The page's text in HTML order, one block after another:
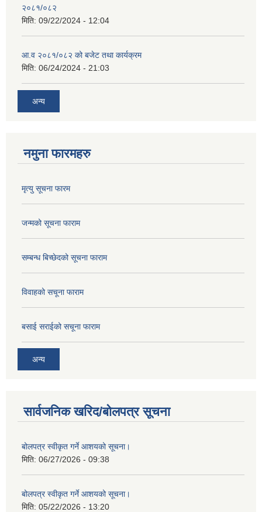
२०८१/०८२
मिति: 09/22/2024 - 12:04
आ.व २०८१/०८२ को बजेट तथा कार्यक्रम
मिति: 06/24/2024 - 21:03
अन्य
नमुना फारमहरु
मृत्यु सूचना फारम
जन्मको सूचना फाराम
सम्बन्ध बिच्छेदको सूचना फाराम
विवाहको सचूना फाराम
बसाई सराईको सचूना फाराम
अन्य
सार्वजनिक खरिद/बोलपत्र सूचना
बोलपत्र स्वीकृत गर्ने आशयको सूचना।
मिति: 06/27/2026 - 09:38
बोलपत्र स्वीकृत गर्ने आशयको सूचना।
मिति: 05/22/2026 - 13:20